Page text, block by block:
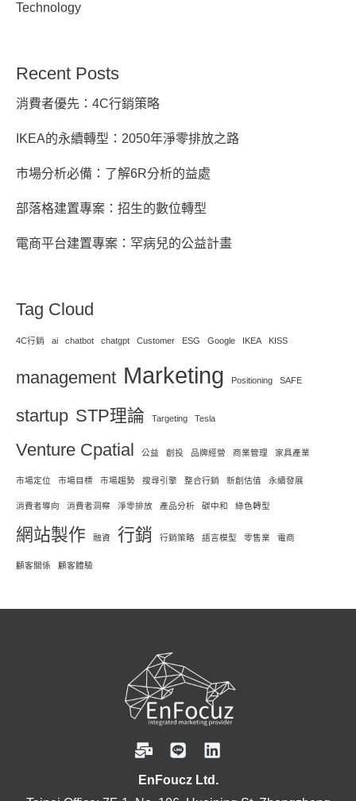
Technology
Recent Posts
消費者優先：4C行銷策略
IKEA的永續轉型：2050年淨零排放之路
市場分析必備：了解6R分析的益處
部落格建置專案：招生的數位轉型
電商平台建置專案：罕病兒的公益計畫
Tag Cloud
4C行銷 ai chatbot chatgpt Customer ESG Google IKEA KISS
management Marketing Positioning SAFE
startup STP理論 Targeting Tesla
Venture Cpatial 公益 創投 品牌經營 商業管理 家具產業
市場定位 市場目標 市場趨勢 搜尋引擎 整合行銷 新創估值 永續發展
消費者導向 消費者洞察 淨零排放 產品分析 碳中和 綠色轉型
網站製作 融資 行銷 行銷策略 語言模型 零售業 電商
顧客關係 顧客體驗
EnFoucz Ltd.